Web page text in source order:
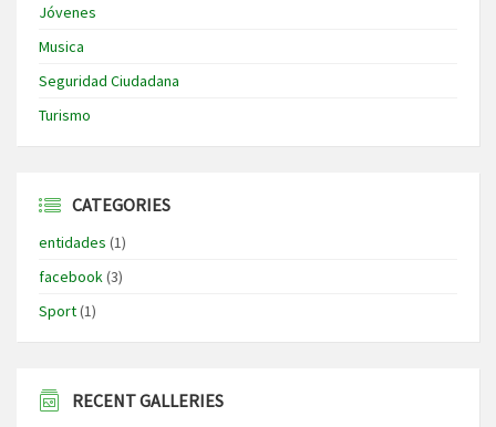
Jóvenes
Musica
Seguridad Ciudadana
Turismo
CATEGORIES
entidades (1)
facebook(3)
Sport(1)
RECENT GALLERIES